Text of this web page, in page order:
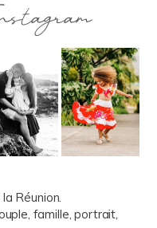
Réunion.
famille, portrait,